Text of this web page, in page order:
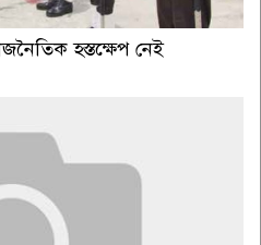
হস্তক্ষেপ নেই